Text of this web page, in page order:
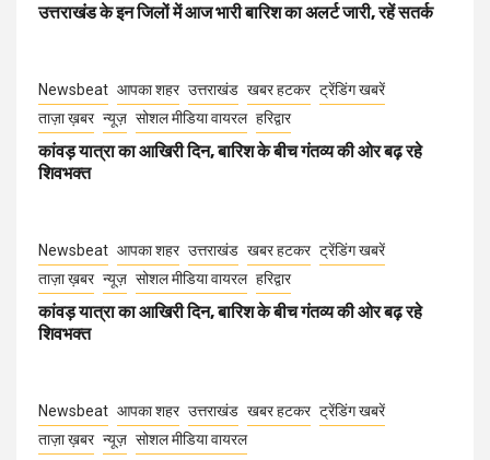
उत्तराखंड के इन जिलों में आज भारी बारिश का अलर्ट जारी, रहें सतर्क
Newsbeat आपका शहर उत्तराखंड खबर हटकर ट्रेंडिंग खबरें
ताज़ा ख़बर न्यूज़ सोशल मीडिया वायरल हरिद्वार
कांवड़ यात्रा का आखिरी दिन, बारिश के बीच गंतव्य की ओर बढ़ रहे
शिवभक्त
Newsbeat आपका शहर उत्तराखंड खबर हटकर ट्रेंडिंग खबरें
ताज़ा ख़बर न्यूज़ सोशल मीडिया वायरल हरिद्वार
कांवड़ यात्रा का आखिरी दिन, बारिश के बीच गंतव्य की ओर बढ़ रहे
शिवभक्त
Newsbeat आपका शहर उत्तराखंड खबर हटकर ट्रेंडिंग खबरें
ताज़ा ख़बर न्यूज़ सोशल मीडिया वायरल